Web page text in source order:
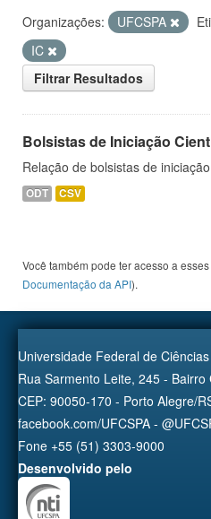
Organizações: UFCSPA
IC
Filtrar Resultados
Bolsistas de Iniciação
Relação de bolsistas de
ODT CSV
Você também pode ter acesso a
Documentação da API).
Universidade Federal de
Rua Sarmento Leite, 245 - Bairro
CEP: 90050-170 - Porto Alegre/
facebook.com/UFCSPA -
Fone +55 (51) 3303-9000
Desenvolvido pelo